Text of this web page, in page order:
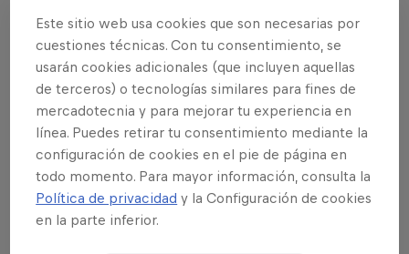
Miércoles, 1 Nov Slot 1: 08:00-09:30 Giorgia & Marcello
Slot 2: 09:30-11:00 Petra & Louna vs Julija
Slot 3: 11:00-12:30
Slot 4: 12:30-14:00 Lucie & Dylan vs
Slot 5: 14:00-15:30
Este sitio web usa cookies que son necesarias por
cuestiones técnicas. Con tu consentimiento, se
usarán cookies adicionales (que incluyen aquellas
de terceros) o tecnologías similares para fines de
mercadotecnia y para mejorar tu experiencia en
línea. Puedes retirar tu consentimiento mediante la
configuración de cookies en el pie de página en
todo momento. Para mayor información, consulta la
Política de privacidad y la Configuración de cookies
en la parte inferior.